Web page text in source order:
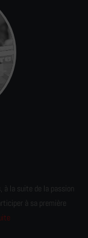
à la suite de la passion
à sa première